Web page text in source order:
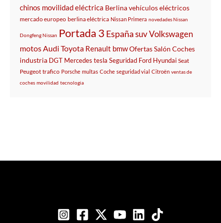
chinos movilidad eléctrica Berlinavehículos eléctricos
mercado europeo berlina eléctrica Nissan Primera novedades Nissan
Dongfeng Nissan Portada 3 EspañasuvVolkswagen
motosAudi Toyota Renault bmwOfertasSalón Coches
industria DGT Mercedes tesla Seguridad Ford Hyundai Seat
Peugeot trafico Porsche multas Coche seguridad vial Citroën ventas de
coches movilidad tecnologia